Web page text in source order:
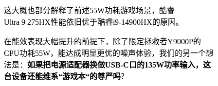
这大概也部分解释了前述55W功耗游戏场景，酷睿
Ultra 9 275HX性能依旧优于酷睿i9-14900HX的原因。
在能效表现大幅提升的前提下，除了限定拯救者Y9000P的
CPU功耗55W，能达成明显更优的噪声体验，我们的另一个想
法是： 如果把电源适配器换做USB-C口的135W功率输入， 这
台设备还能维系“游戏本“的尊严吗？